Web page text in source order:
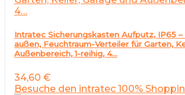
Intratec Sicherungskasten Aufputz, IP65
außen, Feuchtraum-Verteiler für Garten,
Außenbereich, 1-reihig, 4…
34,60 €
Besuche den intratec 100%